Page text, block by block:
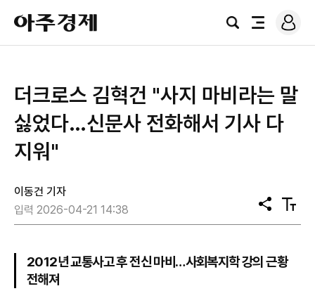
아
주
경
검
전
로
그
더크로스 김혁건 "사지 마비라는 말
싫었다…신문사 전화해서 기사 다
지워"
이동건 기자
입력 2026-04-21 14:38
공
유
텍
스
기
2012년 교통사고 후 전신 마비…사회복지학 강의 근황
전해져